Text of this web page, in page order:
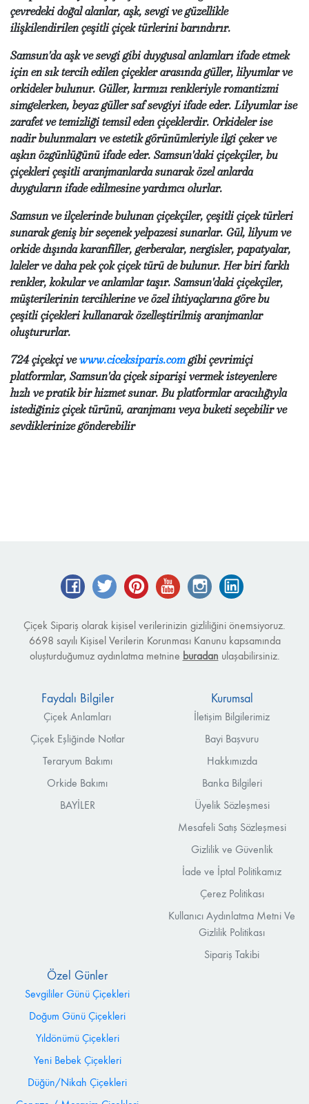
çevredeki doğal alanlar, aşk, sevgi ve güzellikle
ilişkilendirilen çeşitli çiçek türlerini barındırır.
Samsun'da aşk ve sevgi gibi duygusal anlamları ifade etmek
için en sık tercih edilen çiçekler arasında güller, lilyumlar ve
orkideler bulunur. Güller, kırmızı renkleriyle romantizmi
simgelerken, beyaz güller saf sevgiyi ifade eder. Lilyumlar ise
zarafet ve temizliği temsil eden çiçeklerdir. Orkideler ise
nadir bulunmaları ve estetik görünümleriyle ilgi çeker ve
aşkın özgünlüğünü ifade eder. Samsun'daki çiçekçiler, bu
çiçekleri çeşitli aranjmanlarda sunarak özel anlarda
duyguların ifade edilmesine yardımcı olurlar.
Samsun ve ilçelerinde bulunan çiçekçiler, çeşitli çiçek türleri
sunarak geniş bir seçenek yelpazesi sunarlar. Gül, lilyum ve
orkide dışında karanfiller, gerberalar, nergisler, papatyalar,
laleler ve daha pek çok çiçek türü de bulunur. Her biri farklı
renkler, kokular ve anlamlar taşır. Samsun'daki çiçekçiler,
müşterilerinin tercihlerine ve özel ihtiyaçlarına göre bu
çeşitli çiçekleri kullanarak özelleştirilmiş aranjmanlar
oluştururlar.
724 çiçekçi vewww.ciceksiparis.com gibi çevrimiçi
platformlar, Samsun'da çiçek siparişi vermek isteyenlere
hızlı ve pratik bir hizmet sunar. Bu platformlar aracılığıyla
istediğiniz çiçek türünü, aranjmanı veya buketi seçebilir ve
sevdiklerinize gönderebilir
FacebookTwitter Pinterest YouTube Instagram
Çiçek Sipariş olarak kişisel verilerinizin gizliliğini önemsiyoruz.
6698 sayılı Kişisel Verilerin Korunması Kanunu kapsamında
oluşturduğumuz aydınlatma metnine buradan ulaşabilirsiniz.
Faydalı Bilgiler
Çiçek Anlamları
Çiçek Eşliğinde Notlar
Teraryum Bakımı
Orkide Bakımı
BAYİLER
Kurumsal
İletişim Bilgilerimiz
Bayi Başvuru
Hakkımızda
Banka Bilgileri
Üyelik Sözleşmesi
Mesafeli Satış Sözleşmesi
Gizlilik ve Güvenlik
İade ve İptal Politikamız
Çerez Politikası
Kullanıcı Aydınlatma Metni Ve
Gizlilik Politikası
Sipariş Takibi
Özel Günler
Sevgililer Günü Çiçekleri
Doğum Günü Çiçekleri
Yıldönümü Çiçekleri
Yeni Bebek Çiçekleri
Düğün/Nikah Çiçekleri